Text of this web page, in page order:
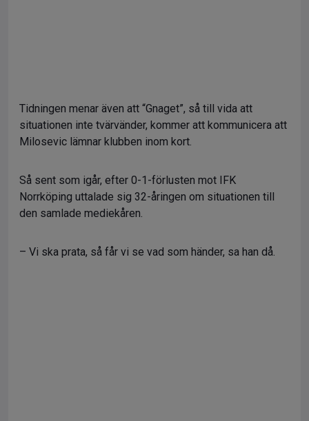
Tidningen menar även att “Gnaget”, så till vida att
situationen inte tvärvänder, kommer att kommunicera att
Milosevic lämnar klubben inom kort.
Så sent som igår, efter 0-1-förlusten mot IFK
Norrköping uttalade sig 32-åringen om situationen till
den samlade mediekåren.
– Vi ska prata, så får vi se vad som händer, sa han då.